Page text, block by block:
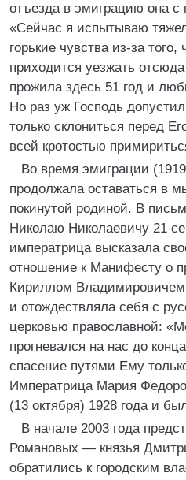
отъезда в эмиграцию она с
«Сейчас я испытываю
горькие чувства из-за
приходится уезжать
прожила здесь 51 год и
Но раз уж Господь
только склониться перед
всей кротостью
Во время эмиграции
продолжала оставаться в
покинутой родиной. В
Николаю Николаевичу 21
императрица высказала
отношение к Манифесту о
Кириллом Владимировичем
и отождествляла себя с
церковью православной:
прогневался на нас до
спасение путями Ему
Императрица Мария
(13 октября) 1928 года и
В начале 2003 года
Романовых — князья
обратились к городским